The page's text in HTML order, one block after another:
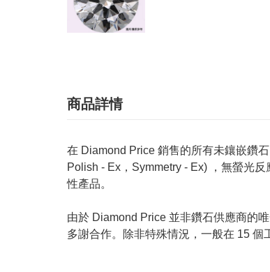
商品詳情
在 Diamond Price 銷售的所有未鑲嵌鑽
Polish - Ex，Symmetry - Ex) ，無螢光
性產品。
由於 Diamond Price 並非鑽石供應商的
多謝合作。除非特殊情況，一般在 15 個